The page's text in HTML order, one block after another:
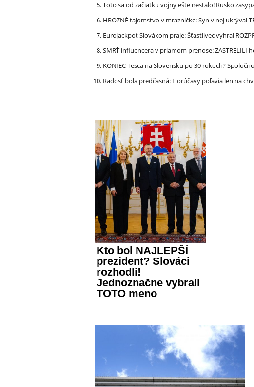
Toto sa od začiatku vojny ešte nestalo! Rusko
HROZNÉ tajomstvo v mrazničke: Syn v nej ukrýval
Eurojackpot Slovákom praje: Šťastlivec vyhral
SMRŤ influencera v priamom prenose: ZASTRELILI
KONIEC Tesca na Slovensku po 30 rokoch?
Radosť bola predčasná: Horúčavy poľavia len na
Kto bol NAJLEPŠÍ
prezident? Slováci
rozhodli!
Jednoznačne vybrali
TOTO meno